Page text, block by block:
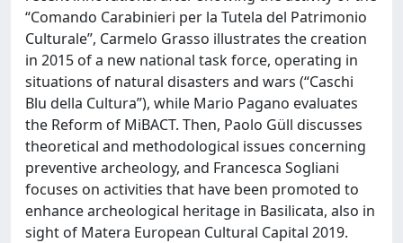
“Comando Carabinieri per la Tutela del Patrimonio
Culturale”, Carmelo Grasso illustrates the creation
in 2015 of a new national task force, operating in
situations of natural disasters and wars (“Caschi
Blu della Cultura”), while Mario Pagano evaluates
the Reform of MiBACT. Then, Paolo Güll discusses
theoretical and methodological issues concerning
preventive archeology, and Francesca Sogliani
focuses on activities that have been promoted to
enhance archeological heritage in Basilicata, also in
sight of Matera European Cultural Capital 2019.